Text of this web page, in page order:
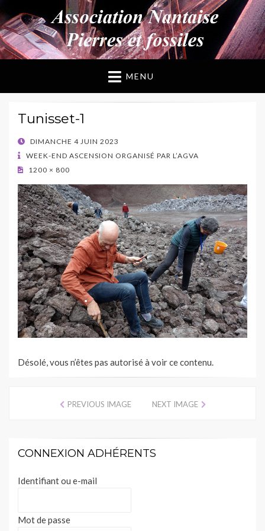
ANPF
Association Nantaise Pierres et Fossiles
MENU
Tunisset-1
POSTED
ON
DIMANCHE 4 JUIN 2023
WEEK-END ASCENSION ORGANISÉ PAR L’AGVA
1200 × 800
Désolé, vous n’êtes pas autorisé à voir ce contenu.
PREVIOUS IMAGE NEXT IMAGE
CONNEXION ADHÉRENTS
Identifiant ou e-mail
Mot de passe